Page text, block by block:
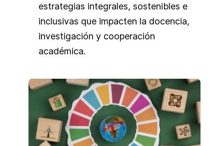
estrategias integrales, sostenibles e
inclusivas que impacten la docencia,
investigación y cooperación
académica.